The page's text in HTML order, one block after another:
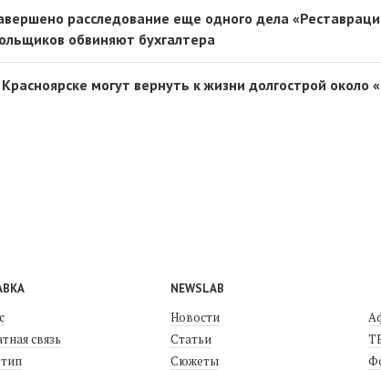
расследование еще одного дела
обвиняют бухгалтера
могут вернуть к жизни долгострой около
связь
NEWSLAB
Новости
Статьи
Сюжеты